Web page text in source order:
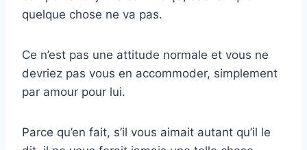
quelque chose ne va pas.
Ce n’est pas une attitude normale et vous ne
devriez pas vous en accommoder, simplement
par amour pour lui.
Parce qu’en fait, s’il vous aimait autant qu’il le